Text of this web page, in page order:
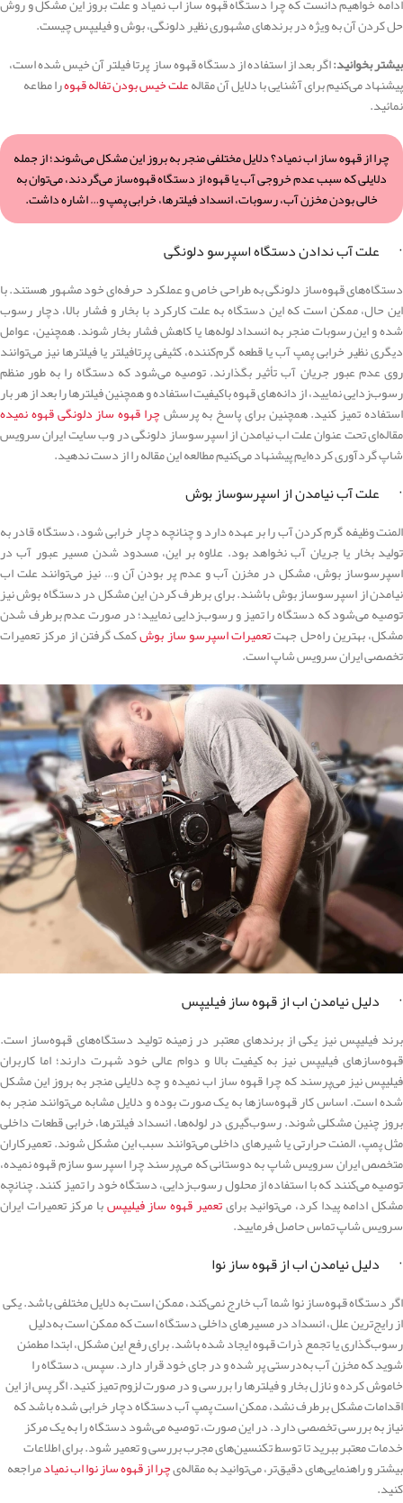
حل کردن آن به ویژه در برندهای مشهوری نظیر دلونگی، بوش و فیلیپس چیست.
بیشتر بخوانید:اگر بعد از استفاده از دستگاه قهوه ساز پرتا فیلتر آن خیس شده است،
پیشنهاد می‌کنیم برای آشنایی با دلایل آن مقالهعلت خیس بودن تفاله قهوهرا مطاعه
نمائید.
چرا از قهوه ساز اب نمیاد؟ دلایل مختلفی منجر به بروز این مشکل می‌شوند؛ از جمله
دلایلی که سبب عدم خروجی آب یا قهوه از دستگاه قهو‌ه‌ساز می‌گردند، می‌توان به
خالی بودن مخزن آب، رسوبات، انسداد فیلترها، خرابی پمپ و… اشاره داشت.
· علت آب ندادن دستگاه اسپرسو دلونگی
دستگاه‌های قهوه‌ساز دلونگی به طراحی خاص و عملکرد حرفه‌ای خود مشهور هستند. با
این حال، ممکن است که این دستگاه به علت کارکرد با بخار و فشار بالا، دچار رسوب
شده و این رسوبات منجر به انسداد لوله‌ها یا کاهش فشار بخار شوند. همچنین، عوامل
دیگری نظیر خرابی پمپ آب یا قطعه گرم‌کننده، کثیفی پرتافیلتر یا فیلترها نیز می‌توانند
روی عدم عبور جریان آب تأثیر بگذارند. توصیه می‌شود که دستگاه را به طور منظم
رسوب‌زدایی نمایید، از دانه‌های قهوه باکیفیت استفاده و همچنین فیلترها را بعد از هر بار
استفاده تمیز کنید. همچنین برای پاسخ به پرسشچرا قهوه ساز دلونگی قهوه نمیده
مقاله‌ای تحت عنوان علت اب نیامدن از اسپرسوساز دلونگی در وب سایت ایران سرویس
شاپ گردآوری کرده‌ایم پیشنهاد می‌کنیم مطالعه این مقاله را از دست ندهید.
· علت آب نیامدن از اسپرسوساز بوش
المنت وظیفه گرم کردن آب را بر عهده دارد و چنانچه دچار خرابی شود، دستگاه قادر به
تولید بخار یا جریان آب نخواهد بود. علاوه بر این، مسدود شدن مسیر عبور آب در
اسپرسوساز بوش، مشکل در مخزن آب و عدم پر بودن آن و… نیز می‌توانند علت اب
نیامدن از اسپرسوساز بوش باشند. برای برطرف کردن این مشکل در دستگاه بوش نیز
توصیه می‌شود که دستگاه را تمیز و رسوب‌زدایی نمایید؛ در صورت عدم برطرف شدن
مشکل، بهترین راه‌حل جهتتعمیرات اسپرسو ساز بوشکمک گرفتن از مرکز تعمیرات
تخصصی ایران سرویس شاپ است.
· دلیل نیامدن اب از قهوه ساز فیلیپس
برند فیلیپس نیز یکی از برندهای معتبر در زمینه تولید دستگاه‌های قهوه‌ساز است.
قهوه‌سازهای فیلیپس نیز به کیفیت بالا و دوام عالی خود شهرت دارند؛ اما کاربران
فیلیپس نیز می‌پرسند که چرا قهوه ساز اب نمیده و چه دلایلی منجر به بروز این مشکل
شده است. اساس کار قهوه‌سازها به یک صورت بوده و دلایل مشابه می‌توانند منجر به
بروز چنین مشکلی شوند. رسوب‌گیری در لوله‌ها، انسداد فیلترها، خرابی قطعات داخلی
مثل پمپ، المنت حرارتی یا شیرهای داخلی می‌توانند سبب این مشکل شوند. تعمیرکاران
متخصص ایران سرویس شاپ به دوستانی که می‌پرسند چرا اسپرسو سازم قهوه نمیده،
توصیه می‌کنند که با استفاده از محلول رسوب‌زدایی، دستگاه خود را تمیز کنند. چنانچه
مشکل ادامه پیدا کرد، می‌توانید برایتعمیر قهوه ساز فیلیپسبا مرکز تعمیرات ایران
سرویس شاپ تماس حاصل فرمایید.
· دلیل نیامدن اب از قهوه ساز نوا
اگر دستگاه قهوه‌ساز نوا شما آب خارج نمی‌کند، ممکن است به دلایل مختلفی باشد.یکی
از رایج‌ترین علل، انسداد در مسیرهای داخلی دستگاه است که ممکن است به‌دلیل
رسوب‌گذاری یا تجمع ذرات قهوه ایجاد شده باشد.برای رفع این مشکل، ابتدا مطمئن
شوید که مخزن آب به‌درستی پر شده و در جای خود قرار دارد.سپس، دستگاه را
خاموش کرده و نازل بخار و فیلترها را بررسی و در صورت لزوم تمیز کنید.اگر پس از این
اقدامات مشکل برطرف نشد، ممکن است پمپ آب دستگاه دچار خرابی شده باشد که
نیاز به بررسی تخصصی دارد.در این صورت، توصیه می‌شود دستگاه را به یک مرکز
خدمات معتبر ببرید تا توسط تکنسین‌های مجرب بررسی و تعمیر شود.برای اطلاعات
بیشتر و راهنمایی‌های دقیق‌تر، می‌توانید به مقاله‌‌یچرا از قهوه ساز نوا اب نمیادمراجعه
کنید.